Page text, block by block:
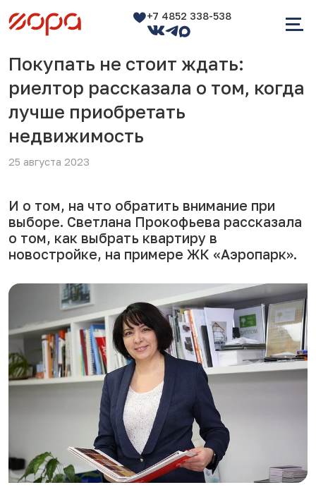
+7 4852 338-538
Покупать не стоит ждать:
риелтор рассказала о том, когда
лучше приобретать
недвижимость
25 августа 2023
И о том, на что обратить внимание при
выборе. Светлана Прокофьева рассказала
о том, как выбрать квартиру в
новостройке, на примере ЖК «Аэропарк».